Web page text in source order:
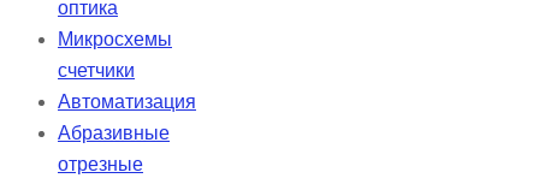
оптика
Микросхемы
счетчики
Автоматизация
Абразивные
отрезные